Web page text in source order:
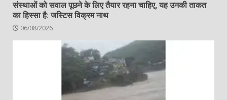
संस्थाओं को सवाल पूछने के लिए तैयार रहना चाहिए, यह उनकी ताकत
का हिस्सा है: जस्टिस विक्रम नाथ
06/08/2026